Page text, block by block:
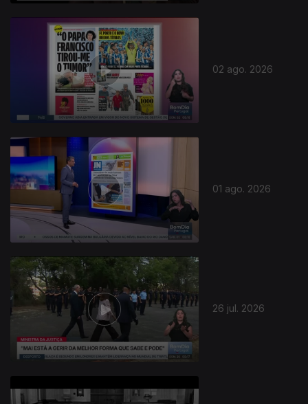
02 ago. 2026
01 ago. 2026
26 jul. 2026